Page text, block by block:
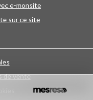
e-monsite
sur ce site
de vente